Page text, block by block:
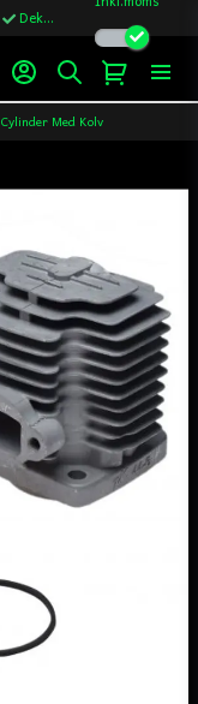
Dekaler ingår i alla ordrar
Cylinder Med Kolv